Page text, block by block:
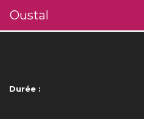
Oustal
Durée :